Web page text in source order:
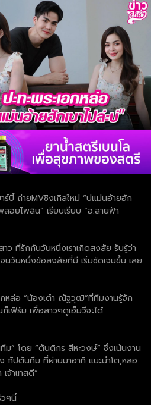
บี้ ถ่ายMVซิงเกิลใหม่ “บ่แม่นอ้ายฮัก
อยไพลิน” เรียบเรียบ “อ.สายฟ้า
าว ที่รักกันวันหนึ่งเราเกิดสงสัย รับรู้ว่า
จนวันหนึ่งข้อสงสัยที่มี เริ่มชัดเจนขึ้น เลย
กหล่อ “น้องเต๋า ณัฐวุฒิ”ที่ทีมงานรู้จัก
ก็เฟิร์ม เพื่อสาวๆดูเอ็มวีจะได้
” โดย “ตันติกร สีหะวงษ์” ซึ่งเน้นงาน
ปตันทีม ที่ผ่านมาอาทิ แนะนำโต,หลอ
จ้าเทสดี”
ๆนี้